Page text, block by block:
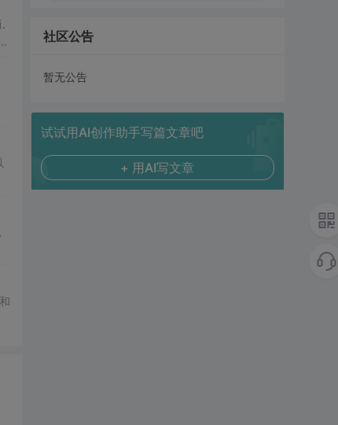
.
社区公告
暂无公告
试试用AI创作助手写篇文章吧
+ 用AI写文章